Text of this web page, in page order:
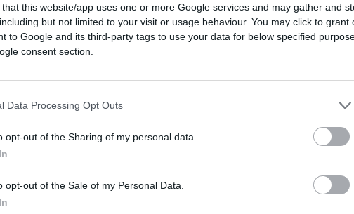
that this website/app uses one or more Google services and may gather and
but not limited to your visit or usage behaviour. You may click to grant
to Google and its third-party tags to use your data for below specified
consent section.
Data Processing Opt Outs
opt-out of the Sharing of my personal data.
opt-out of the Sale of my Personal Data.
su Google CLICCA QUI